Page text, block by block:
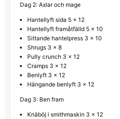
Dag 2: Axlar och mage
Hantellyft sida 5 x 12
Hantellyft framåtfälld 5 x 10
Sittande hantelpress 3 x 10
Shrugs 3 x 8
Pully crunch 3 x 12
Cramps 3 x 12
Benlyft 3 x 12
Hängande benlyft 3 x 12
Dag 3: Ben fram
Knäböj i smithmaskin 3 x 12